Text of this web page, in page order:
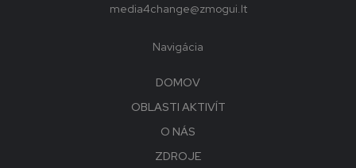
media4change@zmogui.lt
Navigácia
DOMOV
OBLASTI AKTIVÍT
O NÁS
ZDROJE